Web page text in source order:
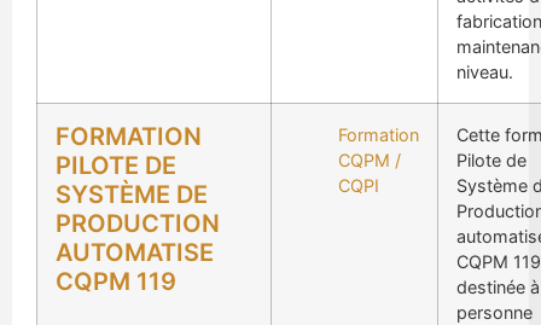
niveau.
FORMATION
PILOTE DE
SYSTÈME DE
PRODUCTION
AUTOMATISE
CQPM 119
Formation
CQPM /
CQPI
Cette
Pilote de
Système
CQPM
destinée
personne